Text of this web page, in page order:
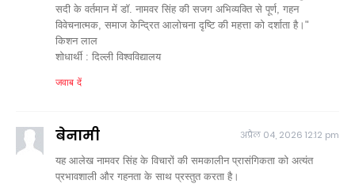
सदी के वर्तमान में डॉ. नामवर सिंह की सजग अभिव्यक्ति से पूर्ण, गहन
विवेचनात्मक, समाज केन्द्रित आलोचना दृष्टि की महत्ता को दर्शाता है।"
किशन लाल
शोधार्थी : दिल्ली विश्वविद्यालय
जवाब दें
बेनामी अप्रैल 04, 2026 12:12 pm
यह आलेख नामवर सिंह के विचारों की समकालीन प्रासंगिकता को अत्यंत
प्रभावशाली और गहनता के साथ प्रस्तुत करता है।